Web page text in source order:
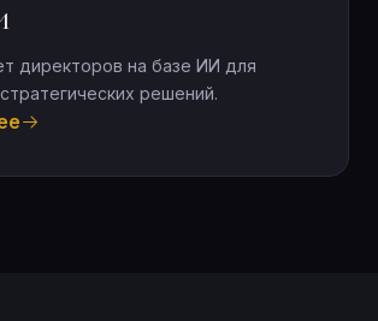
директоров на базе ИИ для
стратегических решений.